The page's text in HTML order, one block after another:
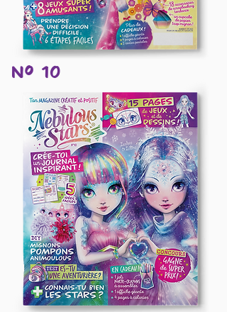
Nº 10